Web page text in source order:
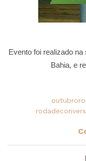
Evento foi realizado
Bahia, e